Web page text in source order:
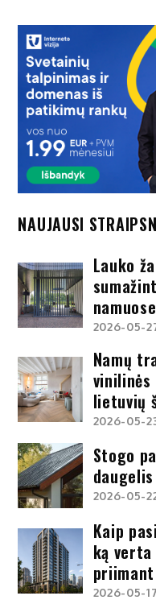
NAUJAUSI
Lauko
2026-05-
Namų
lietuvių
2026-05-
Stogo
2026-05-
Kaip
ką
2026-05-17